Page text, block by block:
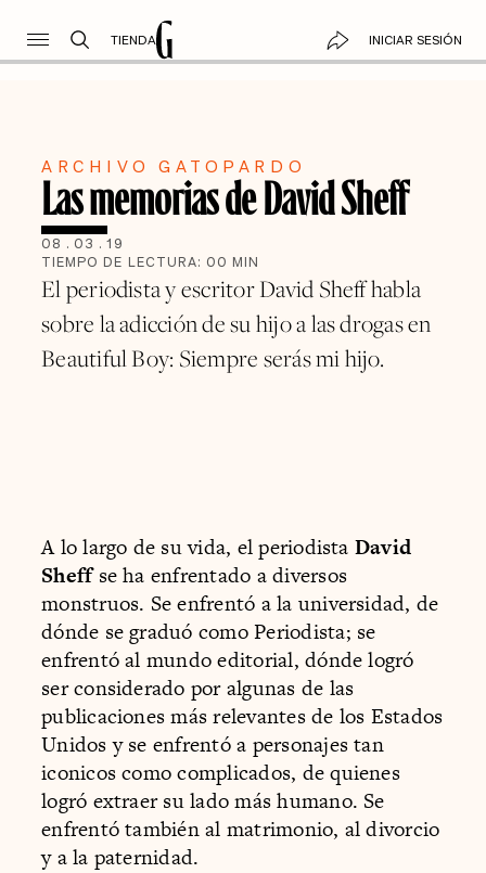
TIENDA INICIAR SESIÓN
ARCHIVO GATOPARDO
Las memorias de David Sheff
08 . 03 . 19
TIEMPO DE LECTURA: 00 MIN
El periodista y escritor David Sheff habla
sobre la adicción de su hijo a las drogas en
Beautiful Boy: Siempre serás mi hijo.
A lo largo de su vida, el periodista David
Sheffse ha enfrentado a diversos
monstruos. Se enfrentó a la universidad, de
dónde se graduó como Periodista; se
enfrentó al mundo editorial, dónde logró
ser considerado por algunas de las
publicaciones más relevantes de los Estados
Unidos y se enfrentó a personajes tan
iconicos como complicados, de quienes
logró extraer su lado más humano. Se
enfrentó también al matrimonio, al divorcio
y a la paternidad.